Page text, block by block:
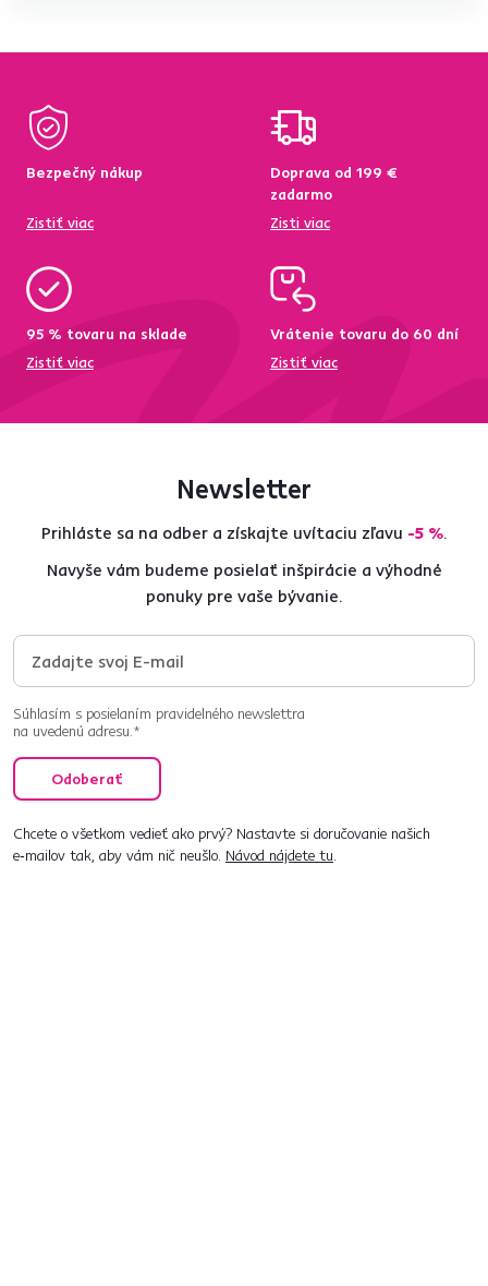
Bezpečný nákup
Zistiť viac
Doprava od 199 €
zadarmo
Zisti viac
95 % tovaru na sklade
Zistiť viac
Vrátenie tovaru do 60 dní
Zistiť viac
Newsletter
Prihláste sa na odber a získajte uvítaciu zľavu -5 %.
Navyše vám budeme posielať inšpirácie a výhodné
ponuky pre vaše bývanie.
Súhlasím s posielaním pravidelného newslettra
na uvedenú adresu.*
Odoberať
Chcete o všetkom vedieť ako prvý? Nastavte si doručovanie našich
e‑mailov tak, aby vám nič neušlo. Návod nájdete tu.